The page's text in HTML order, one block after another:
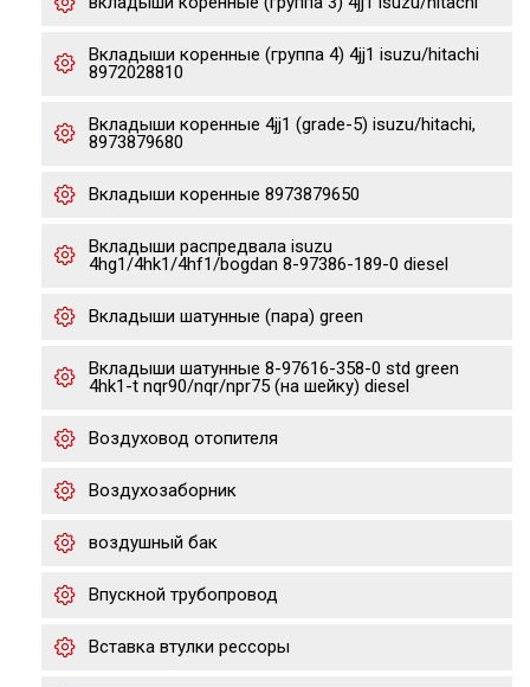
Вкладыши коренные (группа 4) 4jj1 isuzu/hitachi
8972028810
Вкладыши коренные 4jj1 (grade-5) isuzu/hitachi,
8973879680
Вкладыши коренные 8973879650
Вкладыши распредвала isuzu
4hg1/4hk1/4hf1/bogdan 8-97386-189-0 diesel
Вкладыши шатунные (пара) green
Вкладыши шатунные 8-97616-358-0 std green
4hk1-t nqr90/nqr/npr75 (на шейку) diesel
Воздуховод отопителя
Воздухозаборник
воздушный бак
Впускной трубопровод
Вставка втулки рессоры